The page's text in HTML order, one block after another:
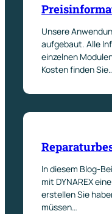
Unsere
aufgebaut. Alle
einzelnen
Kosten finden
In diesem Blog-
mit DYNAREX
erstellen Sie
müssen…